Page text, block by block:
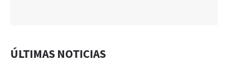
ÚLTIMAS NOTICIAS